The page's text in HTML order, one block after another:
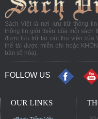
Sách Việt là nơi lưu trữ thông
thông tin giới thiệu của mỗi sách
được lưu trữ tại các thư viện của
thể tải được miễn phí hoặc
bản số hóa).
FOLLOW US
OUR LINKS